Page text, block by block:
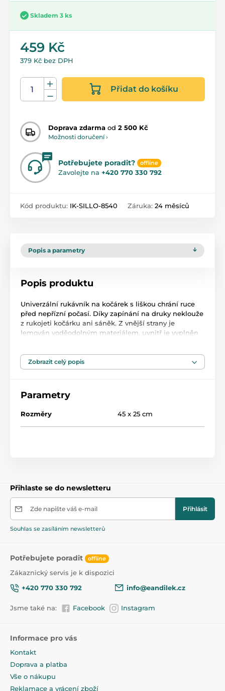
Skladem 3 ks
459 Kč
379 Kč bez DPH
Přidat do košíku
Doprava zdarma od 2 500 Kč
Možnosti doručení ›
Potřebujete poradit? offline
Zavolejte na +420 770 330 792
Kód produktu: IK-SILLO-8540 Záruka: 24 měsíců
Popis a parametry
Popis produktu
Univerzální rukávník na kočárek s liškou chrání ruce
před nepřízní počasí. Díky zapínání na druky neklouže
z rukojeti kočárku ani sáněk. Z vnější strany je
lemován voděodolným materiálem, uvnitř je vyplněn
umělé kožešiny.
Materiálové složení:
Doplněk kožešiny: 66 % akryl, 17 % polyester, 17 %
modakryl
Zobrazit celý popis
Parametry
Rozměry 45 x 25 cm
Přihlaste se do newsletteru
Zde napište váš e-mail Přihlásit
Souhlas se zasíláním newsletterů
Potřebujete poradit offline
Zákaznický servis je k dispozici
+420 770 330 792
info@eandilek.cz
Jsme také na: Facebook Instagram
Informace pro vás
Kontakt
Doprava a platba
Vše o nákupu
Reklamace a vrácení zboží